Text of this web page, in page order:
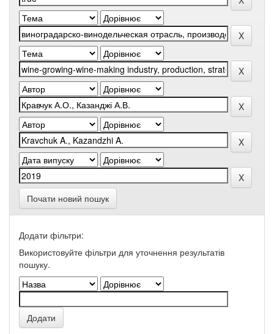
Почати новий пошук
Додати фільтри:
Використовуйте фільтри для уточнення результатів
пошуку.